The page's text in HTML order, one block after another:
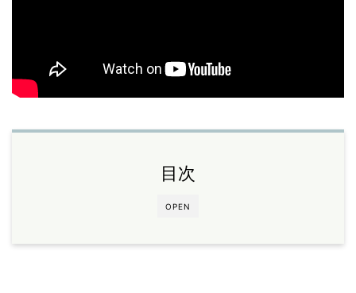
OPEN
目次